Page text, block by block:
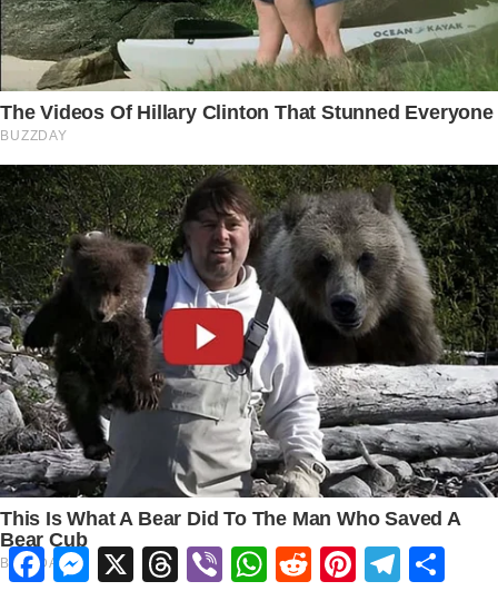
FacebookMessenger
X ThreadsViber WhatsApp
RedditPinterestTelegram